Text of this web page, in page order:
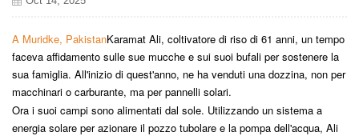
A Muridke, PakistanKaramat Ali, coltivatore di riso di 61 anni, un tempo
faceva affidamento sulle sue mucche e sui suoi bufali per sostenere la
sua famiglia. All'inizio di quest'anno, ne ha venduti una dozzina, non per
macchinari o carburante, ma per pannelli solari.
Ora i suoi campi sono alimentati dal sole. Utilizzando un sistema a
energia solare per azionare il pozzo tubolare e la pompa dell'acqua, Ali